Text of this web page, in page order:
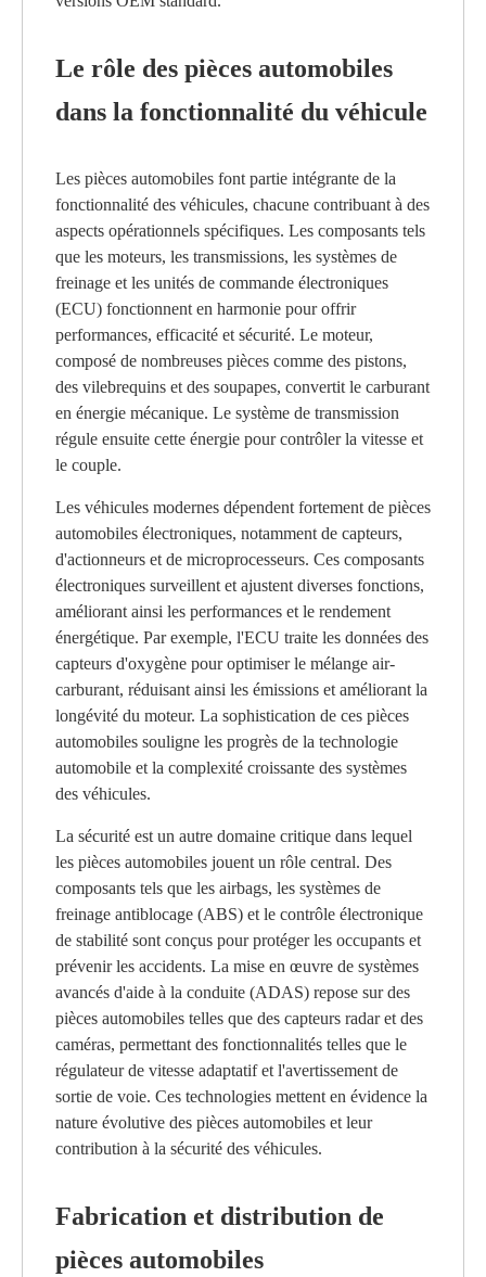
Le rôle des pièces automobiles
dans la fonctionnalité du véhicule
Les pièces automobiles font partie intégrante de la
fonctionnalité des véhicules, chacune contribuant à des
aspects opérationnels spécifiques. Les composants tels
que les moteurs, les transmissions, les systèmes de
freinage et les unités de commande électroniques
(ECU) fonctionnent en harmonie pour offrir
performances, efficacité et sécurité. Le moteur,
composé de nombreuses pièces comme des pistons,
des vilebrequins et des soupapes, convertit le carburant
en énergie mécanique. Le système de transmission
régule ensuite cette énergie pour contrôler la vitesse et
le couple.
Les véhicules modernes dépendent fortement de pièces
automobiles électroniques, notamment de capteurs,
d'actionneurs et de microprocesseurs. Ces composants
électroniques surveillent et ajustent diverses fonctions,
améliorant ainsi les performances et le rendement
énergétique. Par exemple, l'ECU traite les données des
capteurs d'oxygène pour optimiser le mélange air-
carburant, réduisant ainsi les émissions et améliorant la
longévité du moteur. La sophistication de ces pièces
automobiles souligne les progrès de la technologie
automobile et la complexité croissante des systèmes
des véhicules.
La sécurité est un autre domaine critique dans lequel
les pièces automobiles jouent un rôle central. Des
composants tels que les airbags, les systèmes de
freinage antiblocage (ABS) et le contrôle électronique
de stabilité sont conçus pour protéger les occupants et
prévenir les accidents. La mise en œuvre de systèmes
avancés d'aide à la conduite (ADAS) repose sur des
pièces automobiles telles que des capteurs radar et des
caméras, permettant des fonctionnalités telles que le
régulateur de vitesse adaptatif et l'avertissement de
sortie de voie. Ces technologies mettent en évidence la
nature évolutive des pièces automobiles et leur
contribution à la sécurité des véhicules.
Fabrication et distribution de
pièces automobiles